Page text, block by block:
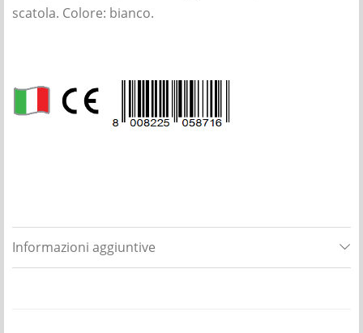
scatola. Colore: bianco.
Informazioni aggiuntive